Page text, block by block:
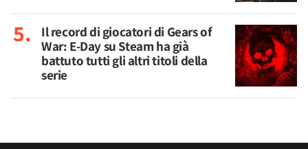
Il record di giocatori di Gears of
War: E-Day su Steam ha già
battuto tutti gli altri titoli della
serie